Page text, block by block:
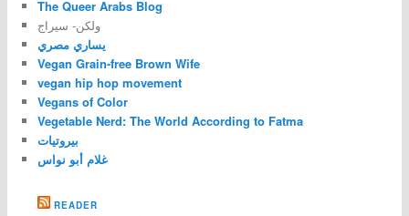
The Queer Arabs Blog
ولكن- سيراج
يساري مصري
Vegan Grain-free Brown Wife
vegan hip hop movement
Vegans of Color
Vegetable Nerd: The World According to Fatma
بيروتيات
غلام أبو نواس
READER